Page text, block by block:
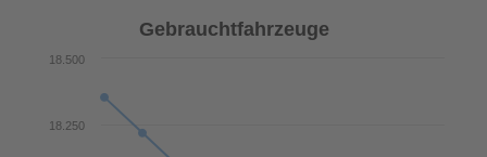
Gebrauchtfahrzeuge
18.250
18.500